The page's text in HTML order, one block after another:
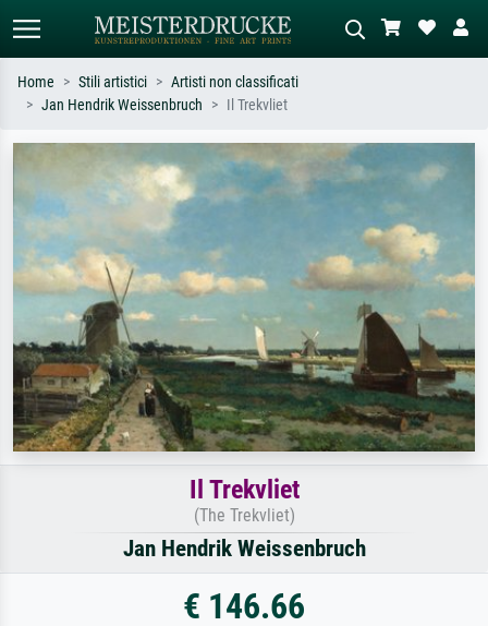
Cerca per artista, titolo o stile – es.
Monet, Notte stellata,
Impressionismo, onda di Hokusai,
Descrivi la scena – es. prato verde,
astratto con molto rosso, dipinto a
olio scuro, nudo in piedi vicino a un
albero.
Home Stili artistici
Artisti non classificati
Jan Hendrik Weissenbruch
Il Trekvliet
Il Trekvliet
(The Trekvliet)
Jan Hendrik Weissenbruch
€ 146.66